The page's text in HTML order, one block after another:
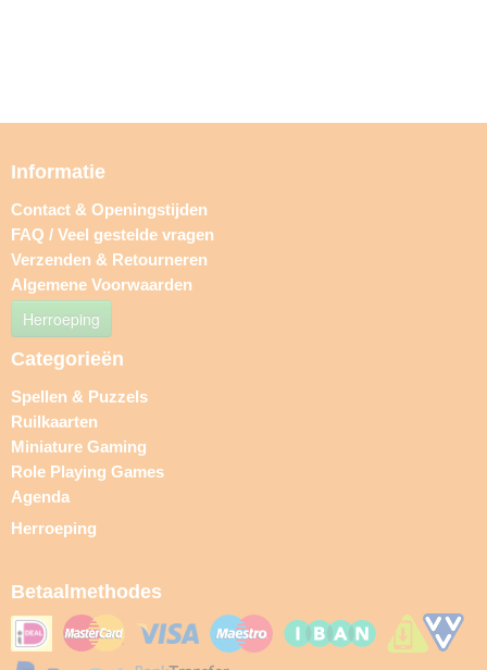
Informatie
Contact & Openingstijden
FAQ / Veel gestelde vragen
Verzenden & Retourneren
Algemene Voorwaarden
Herroeping
Categorieën
Spellen & Puzzels
Ruilkaarten
Miniature Gaming
Role Playing Games
Agenda
Herroeping
Betaalmethodes